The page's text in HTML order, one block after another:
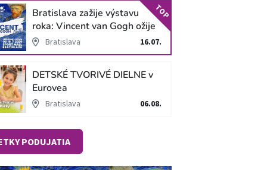
Bratislava zažije výstavu
roka: Vincent van Gogh ožije
v unikátnej imerzívnej šou!
Bratislava 16.07.
TOP
DETSKÉ TVORIVÉ DIELNE v
Eurovea
Bratislava 06.08.
PODUJATIA